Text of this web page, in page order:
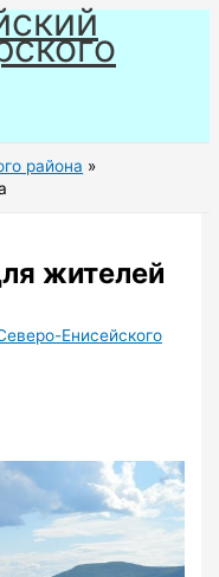
района
жителей
Енисейского